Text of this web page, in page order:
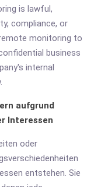
is lawful,
compliance, or
monitoring to
business
internal
aufgrund
Interessen
oder
entstehen. Sie